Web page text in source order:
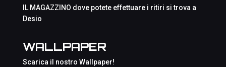
IL MAGAZZINO dove potete effettuare i ritiri si trova a
Desio
WALLPAPER
Scarica il nostro Wallpaper!